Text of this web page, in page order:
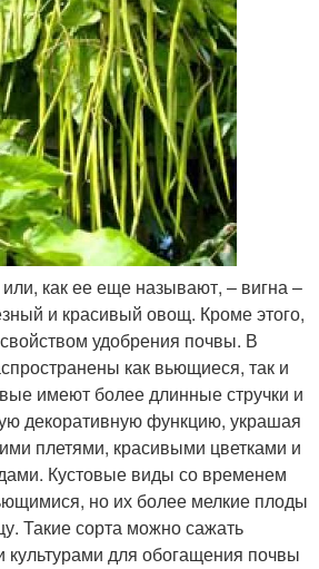
как ее еще называют, – вигна –
и красивый овощ. Кроме этого,
удобрения почвы. В
как вьющиеся, так и
имеют более длинные стручки и
декоративную функцию, украшая
плетями, красивыми цветками и
Кустовые виды со временем
но их более мелкие плоды
Такие сорта можно сажать
культурами для обогащения почвы